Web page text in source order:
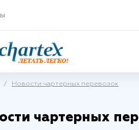
/ Новости чартерных перевозок
чартерных